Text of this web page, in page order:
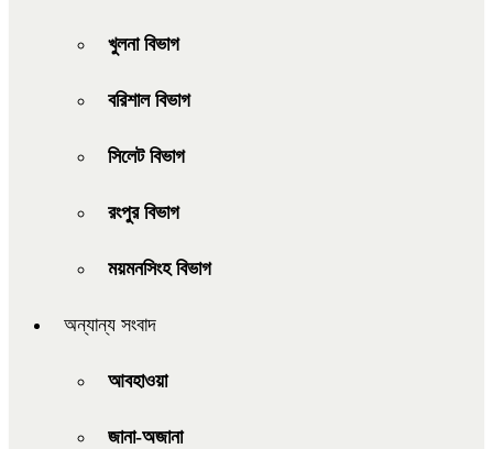
খুলনা বিভাগ
বরিশাল বিভাগ
সিলেট বিভাগ
রংপুর বিভাগ
ময়মনসিংহ বিভাগ
অন্যান্য সংবাদ
আবহাওয়া
জানা-অজানা